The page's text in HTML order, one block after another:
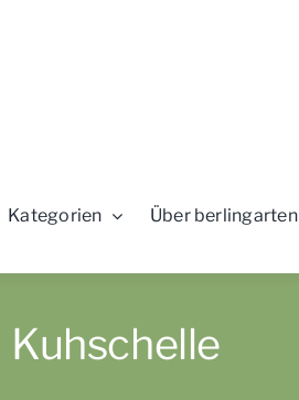
Kategorien Über berlingarten
Kuhschelle